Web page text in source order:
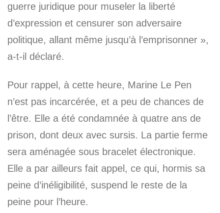
guerre juridique pour museler la liberté
d’expression et censurer son adversaire
politique, allant même jusqu’à l’emprisonner »,
a-t-il déclaré.
Pour rappel, à cette heure, Marine Le Pen
n’est pas incarcérée, et a peu de chances de
l’être. Elle a été condamnée à quatre ans de
prison, dont deux avec sursis. La partie ferme
sera aménagée sous bracelet électronique.
Elle a par ailleurs fait appel, ce qui, hormis sa
peine d’inéligibilité, suspend le reste de la
peine pour l’heure.